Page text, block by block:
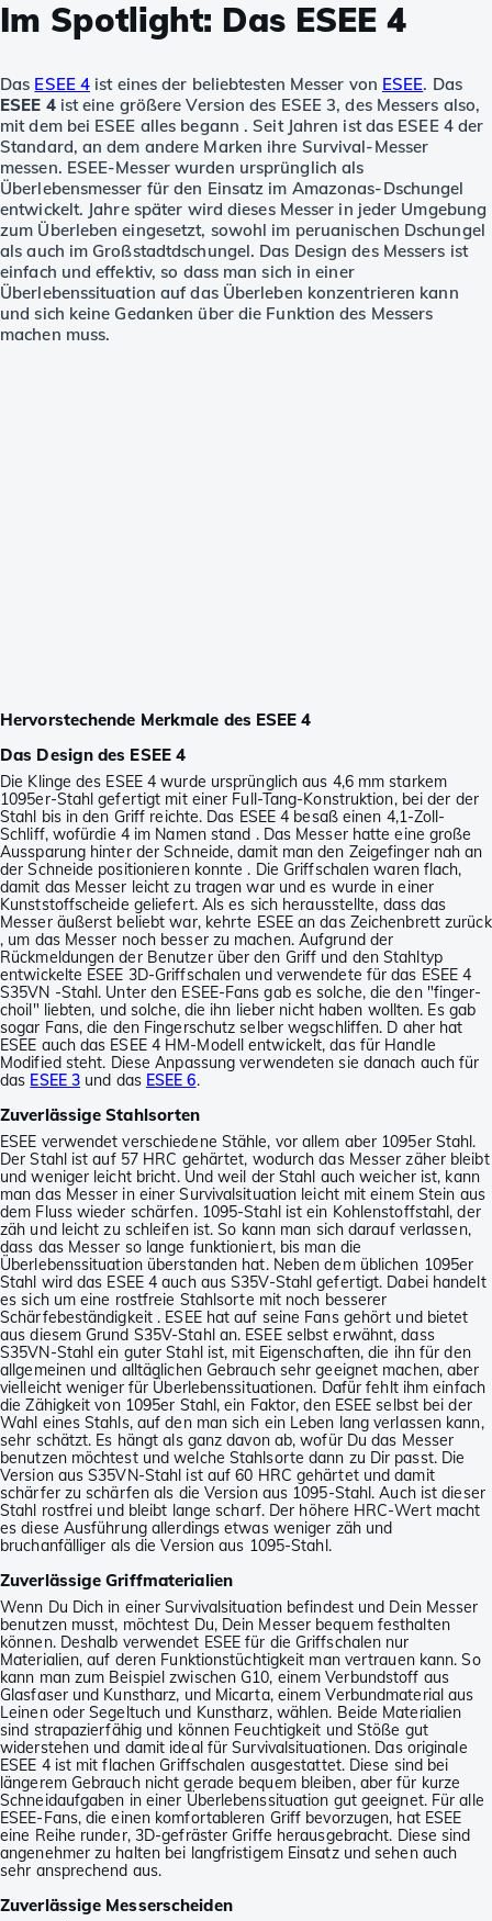
Im Spotlight: Das ESEE 4
Das ESEE 4 ist eines der beliebtesten Messer von ESEE. Das
ESEE 4ist eine größere Version des ESEE 3, des Messers also,
mit dem bei ESEE alles begann . Seit Jahren ist das ESEE 4 der
Standard, an dem andere Marken ihre Survival-Messer
messen. ESEE-Messer wurden ursprünglich als
Überlebensmesser für den Einsatz im Amazonas-Dschungel
entwickelt. Jahre später wird dieses Messer in jeder Umgebung
zum Überleben eingesetzt, sowohl im peruanischen Dschungel
als auch im Großstadtdschungel. Das Design des Messers ist
einfach und effektiv, so dass man sich in einer
Überlebenssituation auf das Überleben konzentrieren kann
und sich keine Gedanken über die Funktion des Messers
machen muss.
Hervorstechende Merkmale des ESEE 4
Das Design des ESEE 4
Die Klinge des ESEE 4 wurde ursprünglich aus 4,6 mm starkem
1095er-Stahl gefertigt mit einer Full-Tang-Konstruktion, bei der der
Stahl bis in den Griff reichte. Das ESEE 4 besaß einen 4,1-Zoll-
Schliff, wofürdie 4 im Namen stand . Das Messer hatte eine große
Aussparung hinter der Schneide, damit man den Zeigefinger nah an
der Schneide positionieren konnte . Die Griffschalen waren flach,
damit das Messer leicht zu tragen war und es wurde in einer
Kunststoffscheide geliefert. Als es sich herausstellte, dass das
Messer äußerst beliebt war, kehrte ESEE an das Zeichenbrett zurück
, um das Messer noch besser zu machen. Aufgrund der
Rückmeldungen der Benutzer über den Griff und den Stahltyp
entwickelte ESEE 3D-Griffschalen und verwendete für das ESEE 4
S35VN -Stahl. Unter den ESEE-Fans gab es solche, die den "finger-
choil" liebten, und solche, die ihn lieber nicht haben wollten. Es gab
sogar Fans, die den Fingerschutz selber wegschliffen. D aher hat
ESEE auch das ESEE 4 HM-Modell entwickelt, das für Handle
Modified steht. Diese Anpassung verwendeten sie danach auch für
das ESEE 3 und das ESEE 6.
Zuverlässige Stahlsorten
ESEE verwendet verschiedene Stähle, vor allem aber 1095er Stahl.
Der Stahl ist auf 57 HRC gehärtet, wodurch das Messer zäher bleibt
und weniger leicht bricht. Und weil der Stahl auch weicher ist, kann
man das Messer in einer Survivalsituation leicht mit einem Stein aus
dem Fluss wieder schärfen. 1095-Stahl ist ein Kohlenstoffstahl, der
zäh und leicht zu schleifen ist. So kann man sich darauf verlassen,
dass das Messer so lange funktioniert, bis man die
Überlebenssituation überstanden hat. Neben dem üblichen 1095er
Stahl wird das ESEE 4 auch aus S35V-Stahl gefertigt. Dabei handelt
es sich um eine rostfreie Stahlsorte mit noch besserer
Schärfebeständigkeit . ESEE hat auf seine Fans gehört und bietet
aus diesem Grund S35V-Stahl an. ESEE selbst erwähnt, dass
S35VN-Stahl ein guter Stahl ist, mit Eigenschaften, die ihn für den
allgemeinen und alltäglichen Gebrauch sehr geeignet machen, aber
vielleicht weniger für Überlebenssituationen. Dafür fehlt ihm einfach
die Zähigkeit von 1095er Stahl, ein Faktor, den ESEE selbst bei der
Wahl eines Stahls, auf den man sich ein Leben lang verlassen kann,
sehr schätzt. Es hängt als ganz davon ab, wofür Du das Messer
benutzen möchtest und welche Stahlsorte dann zu Dir passt. Die
Version aus S35VN-Stahl ist auf 60 HRC gehärtet und damit
schärfer zu schärfen als die Version aus 1095-Stahl. Auch ist dieser
Stahl rostfrei und bleibt lange scharf. Der höhere HRC-Wert macht
es diese Ausführung allerdings etwas weniger zäh und
bruchanfälliger als die Version aus 1095-Stahl.
Zuverlässige Griffmaterialien
Wenn Du Dich in einer Survivalsituation befindest und Dein Messer
benutzen musst, möchtest Du, Dein Messer bequem festhalten
können. Deshalb verwendet ESEE für die Griffschalen nur
Materialien, auf deren Funktionstüchtigkeit man vertrauen kann. So
kann man zum Beispiel zwischen G10, einem Verbundstoff aus
Glasfaser und Kunstharz, und Micarta, einem Verbundmaterial aus
Leinen oder Segeltuch und Kunstharz, wählen. Beide Materialien
sind strapazierfähig und können Feuchtigkeit und Stöße gut
widerstehen und damit ideal für Survivalsituationen. Das originale
ESEE 4 ist mit flachen Griffschalen ausgestattet. Diese sind bei
längerem Gebrauch nicht gerade bequem bleiben, aber für kurze
Schneidaufgaben in einer Überlebenssituation gut geeignet. Für alle
ESEE-Fans, die einen komfortableren Griff bevorzugen, hat ESEE
eine Reihe runder, 3D-gefräster Griffe herausgebracht. Diese sind
angenehmer zu halten bei langfristigem Einsatz und sehen auch
sehr ansprechend aus.
Zuverlässige Messerscheiden